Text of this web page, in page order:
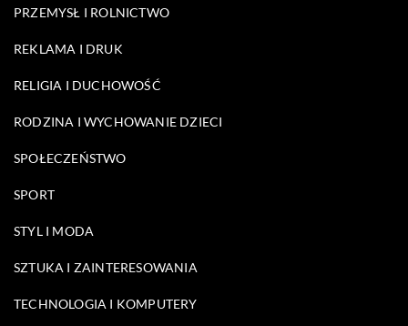
PRZEMYSŁ I ROLNICTWO
REKLAMA I DRUK
RELIGIA I DUCHOWOŚĆ
RODZINA I WYCHOWANIE DZIECI
SPOŁECZEŃSTWO
SPORT
STYL I MODA
SZTUKA I ZAINTERESOWANIA
TECHNOLOGIA I KOMPUTERY